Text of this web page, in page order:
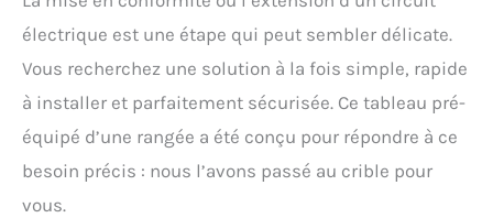
électrique est une étape qui peut sembler délicate.
Vous recherchez une solution à la fois simple, rapide
à installer et parfaitement sécurisée. Ce tableau pré-
équipé d’une rangée a été conçu pour répondre à ce
besoin précis : nous l’avons passé au crible pour
vous.